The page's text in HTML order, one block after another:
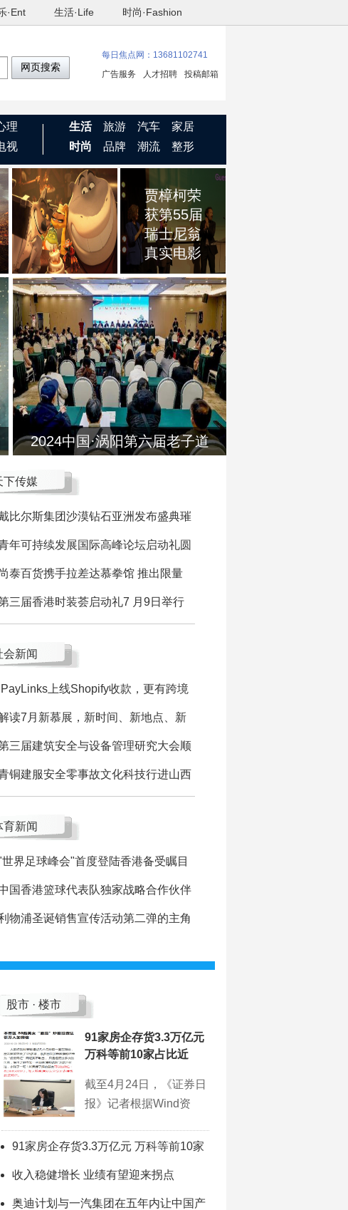
·Ent 生活·Life 时尚·Fashion
每日焦点网：13681102741
广告服务
人才招聘 投稿邮箱
网页搜索
理
视
生活 旅游 汽车
家居
时尚
品牌 潮流 整形
动画《坏
蛋联盟
2》定档
犯罪团体
重
贾樟柯荣
获第55届
瑞士尼翁
真实电影
2024中国·涡阳第六届老子道
下传媒
比尔斯集团沙漠钻石亚洲发布盛典璀
年可持续发展国际高峰论坛启动礼圆
泰百货携手拉差达慕拳馆 推出限量
三届香港时装荟启动礼7 月9日举行
会新闻
上线Shopify收款，更有跨境
读7月新慕展，新时间、新地点、新
三届建筑安全与设备管理研究大会顺
铜建服安全零事故文化科技行进山西
育新闻
世界足球峰会"首度登陆香港备受瞩目
国香港篮球代表队独家战略合作伙伴
物浦圣诞销售宣传活动第二弹的主角
股市 · 楼市
91家房企存货3.3万亿元
万科等前10家占比近
截至4月24日，《证券日
报》记者根据Wind资
91家房企存货3.3万亿元 万科等前10家
收入稳健增长 业绩有望迎来拐点
奥迪计划与一汽集团在五年内让中国产